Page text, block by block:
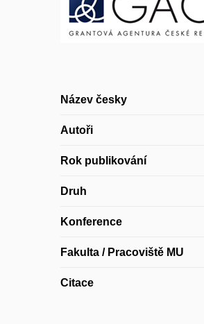
Název česky
Autoři
Rok publikování
Druh
Konference
Fakulta / Pracoviště MU
Citace